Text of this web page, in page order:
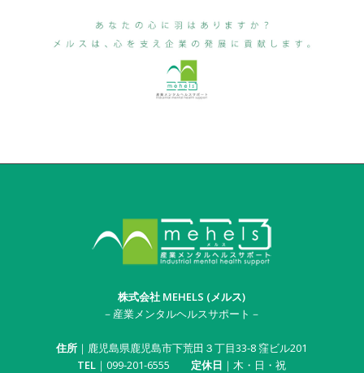
株式会社 MEHELS (メルス)
－産業メンタルヘルスサポート－
住所 ｜鹿児島県鹿児島市下荒田３丁目33-8 窪ビル201
TEL ｜099-201-6555 定休日 ｜木・日・祝